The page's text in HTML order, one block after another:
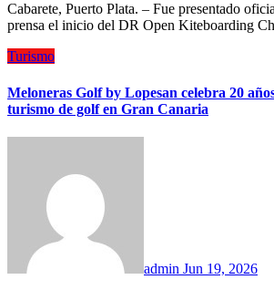
Cabarete, Puerto Plata. – Fue presentado oficialmente en rueda de
prensa el inicio del DR Open Kiteboarding
Turismo
Meloneras Golf by Lopesan celebra 20
turismo de golf en Gran Canaria
admin Jun 19, 2026